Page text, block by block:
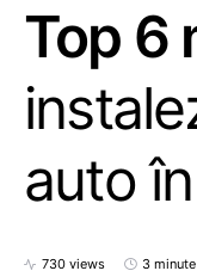
Top 6
auto
730 views 3